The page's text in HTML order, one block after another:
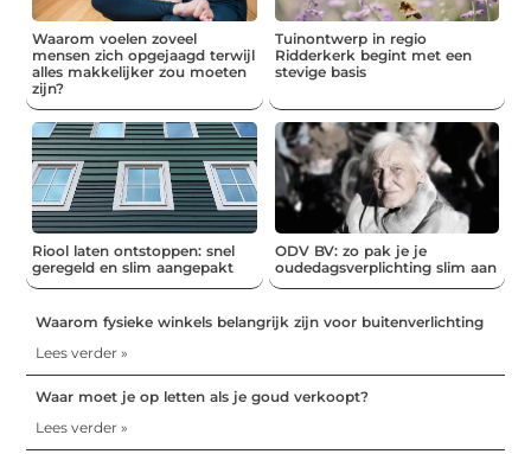
Waarom voelen zoveel
mensen zich opgejaagd terwijl
alles makkelijker zou moeten
zijn?
Tuinontwerp in regio
Ridderkerk begint met een
stevige basis
Riool laten ontstoppen: snel
geregeld en slim aangepakt
ODV BV: zo pak je je
oudedagsverplichting slim aan
Waarom fysieke winkels belangrijk zijn voor buitenverlichting
Lees verder »
Waar moet je op letten als je goud verkoopt?
Lees verder »